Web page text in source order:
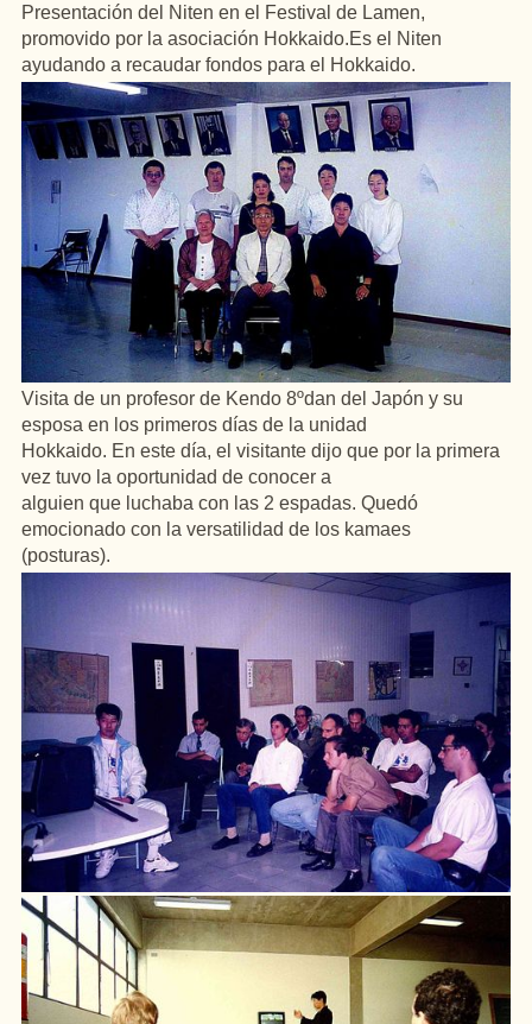
Presentación del Niten en el Festival de Lamen,
promovido por la asociación Hokkaido.Es el Niten
ayudando a recaudar fondos para el Hokkaido.
Visita de un profesor de Kendo 8ºdan del Japón y su
esposa en los primeros días de la unidad
Hokkaido. En este día, el visitante dijo que por la primera
vez tuvo la oportunidad de conocer a
alguien que luchaba con las 2 espadas. Quedó
emocionado con la versatilidad de los kamaes
(posturas).